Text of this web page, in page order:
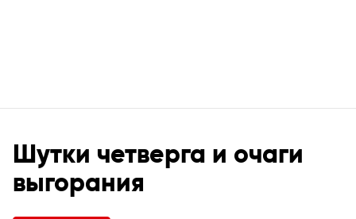
Шутки четверга и очаги
выгорания